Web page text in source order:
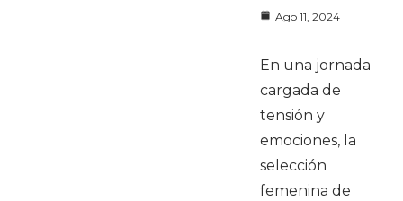
Ago 11, 2024
En una jornada
cargada de
tensión y
emociones, la
selección
femenina de